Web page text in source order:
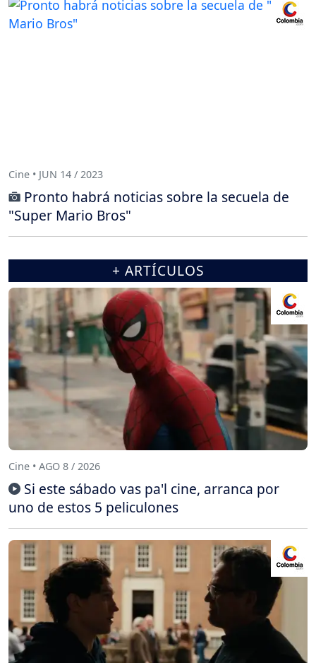
Cine • JUN 14 / 2023
Pronto habrá noticias sobre la secuela de
"Super Mario Bros"
+ ARTÍCULOS
Cine • AGO 8 / 2026
Si este sábado vas pa'l cine, arranca por
uno de estos 5 peliculones